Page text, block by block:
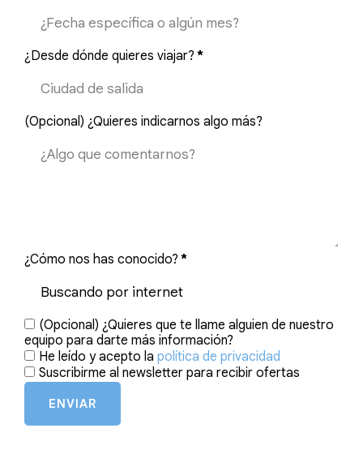
¿Desde dónde quieres viajar? *
(Opcional) ¿Quieres indicarnos algo más?
¿Cómo nos has conocido? *
(Opcional) ¿Quieres que te llame alguien de nuestro
equipo para darte más información?
He leído y acepto la política de privacidad
Suscribirme al newsletter para recibir ofertas
ENVIAR